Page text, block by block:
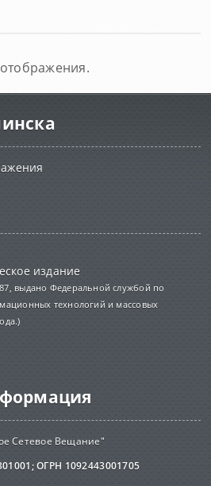
издание
выдано Федеральной службой по
технологий и массовых
Сетевое Вещание"
ОГРН 1092443001705